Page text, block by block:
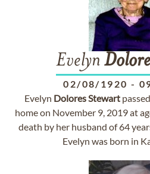
Evelyn
02/08/1920 -
Evelyn DoloresStewart
home on November 9, 2019 at
death by her husband of 64
Evelyn was born in